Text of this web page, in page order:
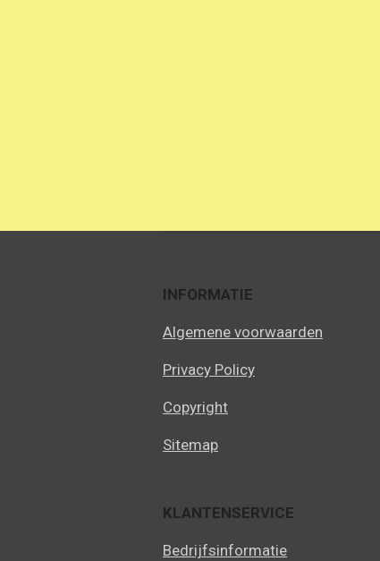
INFORMATIE
Algemene voorwaarden
Privacy Policy
Copyright
Sitemap
KLANTENSERVICE
Bedrijfsinformatie